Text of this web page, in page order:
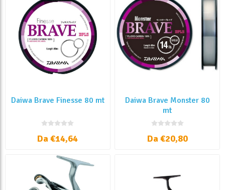
Daiwa Brave Finesse 80 mt
Da €14,64
Daiwa Brave Monster 80
mt
Da €20,80